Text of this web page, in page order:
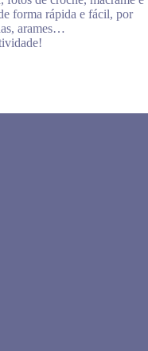
forma rápida e fácil, por
arames…